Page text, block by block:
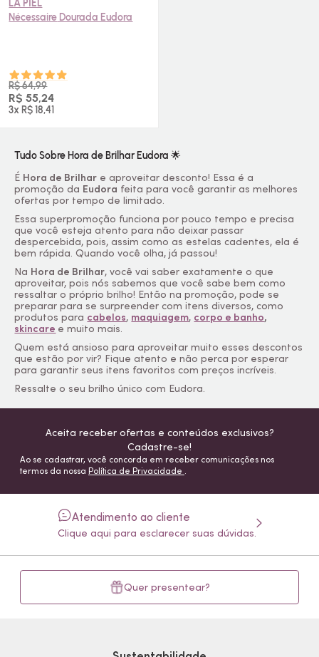
LA PIEL
Nécessaire Dourada Eudora
R$ 64,99
R$ 55,24
3x R$ 18,41
Tudo Sobre Hora de Brilhar Eudora 🌟
É Hora de Brilhar e aproveitar desconto! Essa é a
promoção da Eudora feita para você garantir as melhores
ofertas por tempo de limitado.
Essa superpromoção funciona por pouco tempo e precisa
que você esteja atento para não deixar passar
despercebida, pois, assim como as estelas cadentes, ela é
bem rápida. Quando você olha, já passou!
Na Hora de Brilhar, você vai saber exatamente o que
aproveitar, pois nós sabemos que você sabe bem como
ressaltar o próprio brilho! Então na promoção, pode se
preparar para se surpreender com itens diversos, como
produtos para cabelos, maquiagem, corpo e banho,
skincare e muito mais.
Quem está ansioso para aproveitar muito esses descontos
que estão por vir? Fique atento e não perca por esperar
para garantir seus itens favoritos com preços incríveis.
Ressalte o seu brilho único com Eudora.
Aceita receber ofertas e conteúdos exclusivos?
Cadastre-se!
Ao se cadastrar, você concorda em receber comunicações nos
termos da nossa Política de Privacidade .
Atendimento ao cliente
Clique aqui para esclarecer suas dúvidas.
Quer presentear?